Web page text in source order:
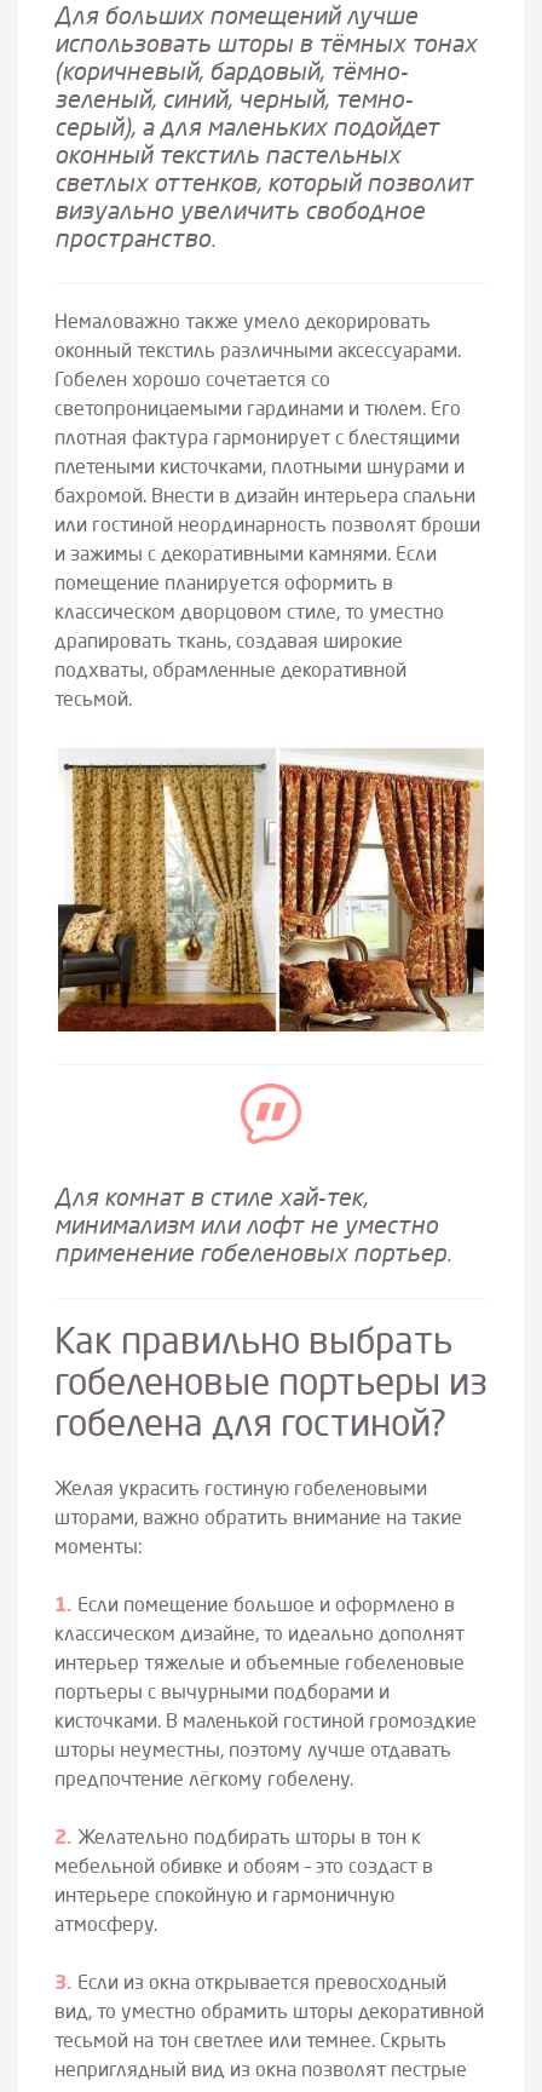
Для больших помещений лучше
использовать шторы в тёмных тонах
(коричневый, бардовый, тёмно-
зеленый, синий, черный, темно-
серый), а для маленьких подойдет
оконный текстиль пастельных
светлых оттенков, который позволит
визуально увеличить свободное
пространство.
Немаловажно также умело декорировать
оконный текстиль различными аксессуарами.
Гобелен хорошо сочетается со
светопроницаемыми гардинами и тюлем. Его
плотная фактура гармонирует с блестящими
плетеными кисточками, плотными шнурами и
бахромой. Внести в дизайн интерьера спальни
или гостиной неординарность позволят броши
и зажимы с декоративными камнями. Если
помещение планируется оформить в
классическом дворцовом стиле, то уместно
драпировать ткань, создавая широкие
подхваты, обрамленные декоративной
тесьмой.
Для комнат в стиле хай-тек,
минимализм или лофт не уместно
применение гобеленовых портьер.
Как правильно выбрать
гобеленовые портьеры из
гобелена для гостиной?
Желая украсить гостиную гобеленовыми
шторами, важно обратить внимание на такие
моменты:
Если помещение большое и оформлено в
классическом дизайне, то идеально дополнят
интерьер тяжелые и объемные гобеленовые
портьеры с вычурными подборами и
кисточками. В маленькой гостиной громоздкие
шторы неуместны, поэтому лучше отдавать
предпочтение лёгкому гобелену.
Желательно подбирать шторы в тон к
мебельной обивке и обоям – это создаст в
интерьере спокойную и гармоничную
атмосферу.
Если из окна открывается превосходный
вид, то уместно обрамить шторы декоративной
тесьмой на тон светлее или темнее. Скрыть
неприглядный вид из окна позволят пестрые